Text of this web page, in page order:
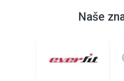
Naše